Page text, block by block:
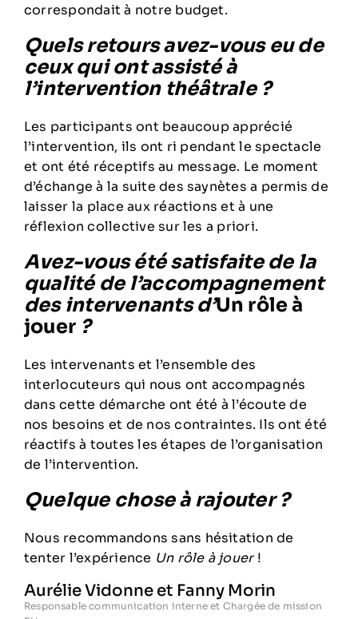
correspondait à notre budget.
Quels retours avez-vous eu de
ceux qui ont assisté à
l’intervention théâtrale ?
Les participants ont beaucoup apprécié
l’intervention, ils ont ri pendant le spectacle
et ont été réceptifs au message. Le moment
d’échange à la suite des saynètes a permis de
laisser la place aux réactions et à une
réflexion collective sur les a priori.
Avez-vous été satisfaite de la
qualité de l’accompagnement
des intervenants d’Un rôle à
jouer ?
Les intervenants et l’ensemble des
interlocuteurs qui nous ont accompagnés
dans cette démarche ont été à l’écoute de
nos besoins et de nos contraintes. Ils ont été
réactifs à toutes les étapes de l’organisation
de l’intervention.
Quelque chose à rajouter ?
Nous recommandons sans hésitation de
tenter l’expérience Un rôle à jouer!
Aurélie Vidonne et Fanny Morin
Responsable communication interne et Chargée de mission